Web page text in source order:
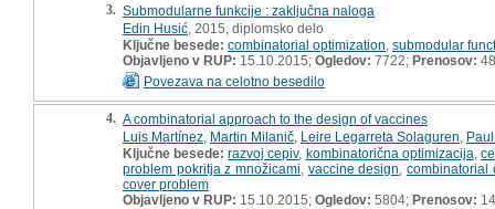
3. Submodularne funkcije : zaključna naloga
Edin Husić , 2015, diplomsko delo
Ključne besede: combinatorial optimization submodular
Objavljeno v RUP: 15.10.2015; Ogledov: 7722; Prenosov: 48
Povezava na celotno besedilo
4. A combinatorial approach to the design of vaccines
Luis Martínez Martin Milanič Leire Legarreta Solaguren
Ključne besede: razvoj cepiv, kombinatorična optimizacija
problem pokritja z množicami vaccine design ,combinatorial
cover problem
Objavljeno v RUP: 15.10.2015; Ogledov: 5804; Prenosov: